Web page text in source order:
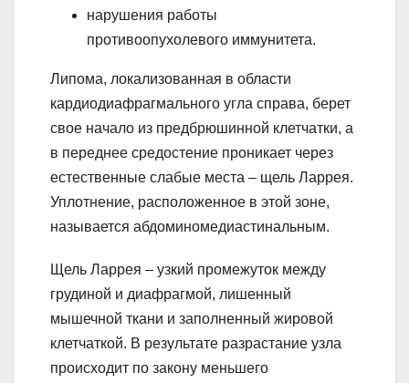
нарушения работы
противоопухолевого иммунитета.
Липома, локализованная в области
кардиодиафрагмального угла справа, берет
свое начало из предбрюшинной клетчатки, а
в переднее средостение проникает через
естественные слабые места – щель Ларрея.
Уплотнение, расположенное в этой зоне,
называется абдоминомедиастинальным.
Щель Ларрея – узкий промежуток между
грудиной и диафрагмой, лишенный
мышечной ткани и заполненный жировой
клетчаткой. В результате разрастание узла
происходит по закону меньшего